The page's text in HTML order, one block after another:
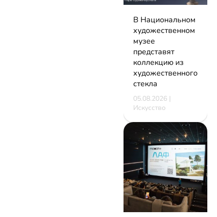
В Национальном
художественном
музее
представят
коллекцию из
художественного
стекла
05.08.2026 |
Искусство